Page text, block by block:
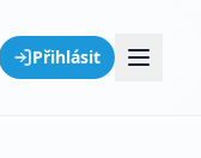
Přihlásit